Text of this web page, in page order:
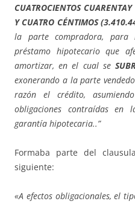
CUATROCIENTOS
Y CUATRO CÉNTIMOS
la parte compradora,
préstamo hipotecario que
amortizar, en el cual se
exonerando a la parte
razón el crédito,
obligaciones contraídas en
garantía hipotecaria..”
Formaba parte del
siguiente:
«A efectos obligacionales, el